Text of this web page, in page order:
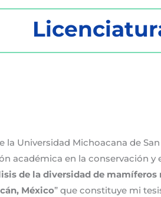
la Universidad Michoacana de
académica en la conservación
de la diversidad de mamíferos
México” que constituye mi